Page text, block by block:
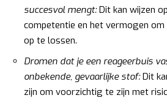
succesvol mengt:Dit kan wijzen
competentie en het vermogen
op te lossen.
Dromen dat je een reageerbuis
onbekende, gevaarlijke stof:Dit
zijn om voorzichtig te zijn met